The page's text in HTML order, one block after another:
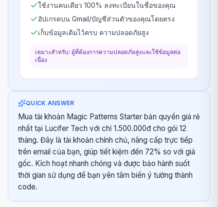
ใช้งานคนเดียว 100% ลงทะเบียนในชื่อของคุณ
อัปเกรดบน Gmail/บัญชีส่วนตัวของคุณโดยตรง
เก็บข้อมูลเดิมไว้ครบ ความปลอดภัยสูง
เหมาะสำหรับ: ผู้ที่ต้องการความปลอดภัยสูงและใช้ข้อมูลต่อ
เนื่อง
QUICK ANSWER
Mua tài khoản Magic Patterns Starter bản quyền giá rẻ
nhất tại Lucifer Tech với chỉ 1.500.000đ cho gói 12
tháng. Đây là tài khoản chính chủ, nâng cấp trực tiếp
trên email của bạn, giúp tiết kiệm đến 72% so với giá
gốc. Kích hoạt nhanh chóng và được bảo hành suốt
thời gian sử dụng để bạn yên tâm biến ý tưởng thành
code.